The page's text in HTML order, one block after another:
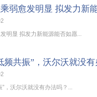
弱愈发明显 拟发力新
明显 拟发力新能源能否如愿...
频共振”，沃尔沃就没
”，沃尔沃就没有办法吗？...